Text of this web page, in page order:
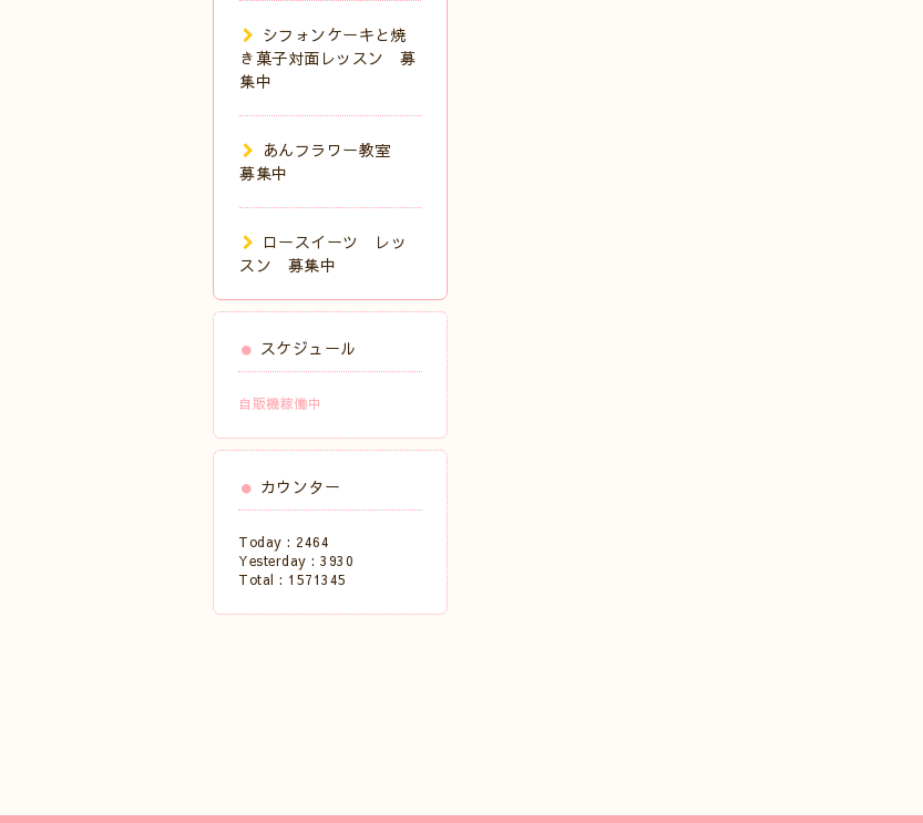
シフォンケーキと焼
き菓子対面レッスン 募
集中
あんフラワー教室
募集中
ロースイーツ レッ
スン 募集中
スケジュール
自販機稼働中
カウンター
Today : 2464
Yesterday : 3930
Total : 1571345